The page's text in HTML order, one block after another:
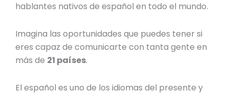
hablantes nativos de español en todo el mundo.
Imagina las oportunidades que puedes tener si
eres capaz de comunicarte con tanta gente en
más de 21 países.
El español es uno de los idiomas del presente y